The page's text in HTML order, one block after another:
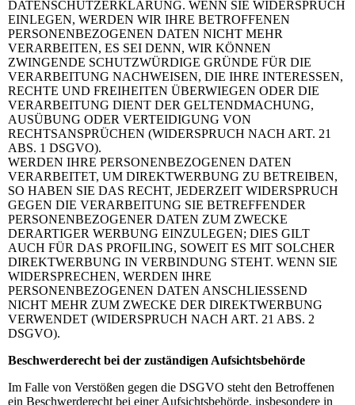
DATENSCHUTZERKLÄRUNG. WENN SIE WIDERSPRUCH
EINLEGEN, WERDEN WIR IHRE BETROFFENEN
PERSONENBEZOGENEN DATEN NICHT MEHR
VERARBEITEN, ES SEI DENN, WIR KÖNNEN
ZWINGENDE SCHUTZWÜRDIGE GRÜNDE FÜR DIE
VERARBEITUNG NACHWEISEN, DIE IHRE INTERESSEN,
RECHTE UND FREIHEITEN ÜBERWIEGEN ODER DIE
VERARBEITUNG DIENT DER GELTENDMACHUNG,
AUSÜBUNG ODER VERTEIDIGUNG VON
RECHTSANSPRÜCHEN (WIDERSPRUCH NACH ART. 21
ABS. 1 DSGVO).
WERDEN IHRE PERSONENBEZOGENEN DATEN
VERARBEITET, UM DIREKTWERBUNG ZU BETREIBEN,
SO HABEN SIE DAS RECHT, JEDERZEIT WIDERSPRUCH
GEGEN DIE VERARBEITUNG SIE BETREFFENDER
PERSONENBEZOGENER DATEN ZUM ZWECKE
DERARTIGER WERBUNG EINZULEGEN; DIES GILT
AUCH FÜR DAS PROFILING, SOWEIT ES MIT SOLCHER
DIREKTWERBUNG IN VERBINDUNG STEHT. WENN SIE
WIDERSPRECHEN, WERDEN IHRE
PERSONENBEZOGENEN DATEN ANSCHLIESSEND
NICHT MEHR ZUM ZWECKE DER DIREKTWERBUNG
VERWENDET (WIDERSPRUCH NACH ART. 21 ABS. 2
DSGVO).
Beschwerderecht bei der zuständigen Aufsichtsbehörde
Im Falle von Verstößen gegen die DSGVO steht den Betroffenen
ein Beschwerderecht bei einer Aufsichtsbehörde, insbesondere in